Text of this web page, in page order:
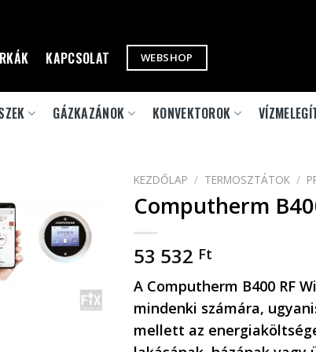
KAPCSOLAT WEBSHOP
GÁZKAZÁNOK KONVEKTOROK
KEZDŐLAP / TERMOSZTÁTOK /
Computherm
53 532 Ft
A Computherm B400 RF
mindenki számára,
mellett az